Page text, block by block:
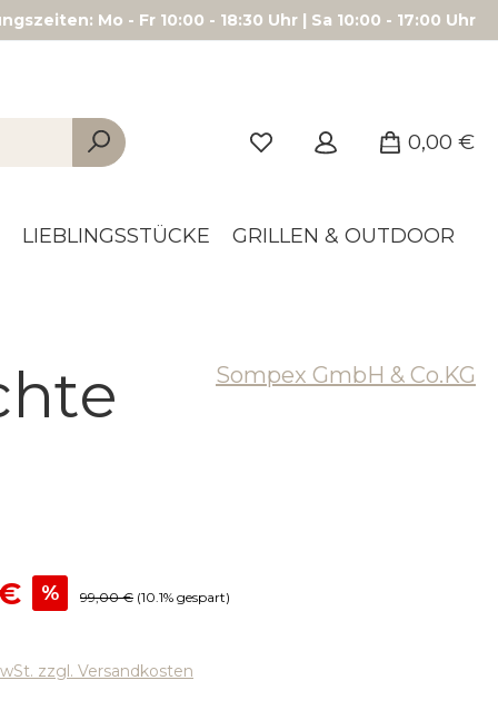
Mo - Fr 10:00 - 18:30 Uhr | Sa 10:00 - 17:00 Uhr
0,00 €
LIEBLINGSSTÜCKE GRILLEN & OUTDOOR
Sompex GmbH & Co.KG
% Regulärer Preis:
99,00 € (10.1% gespart)
zzgl. Versandkosten